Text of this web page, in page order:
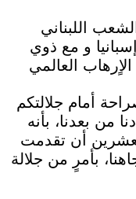
اللبناني
و مع ذوي
أمام جلالتكم
من بعدنا، بأنه
أن تقدمت
بأمرٍ من جلالة